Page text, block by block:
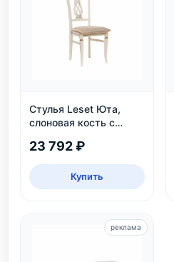
Стулья Leset Юта,
слоновая кость с
23 792 ₽
Купить
реклама